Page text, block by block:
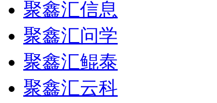
聚鑫汇信息
聚鑫汇问学
聚鑫汇鲲泰
聚鑫汇云科